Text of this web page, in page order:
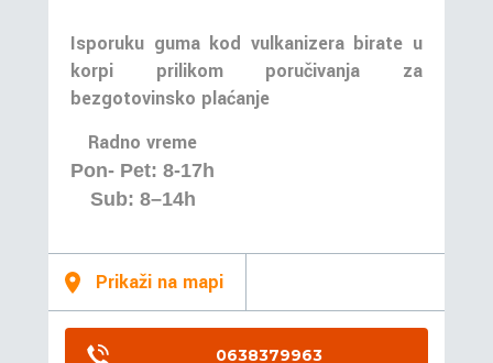
Isporuku guma kod vulkanizera birate u
korpi prilikom poručivanja za
bezgotovinsko plaćanje
Radno vreme
Pon- Pet: 8-17h
Sub: 8–14h
Prikaži na mapi
0638379963